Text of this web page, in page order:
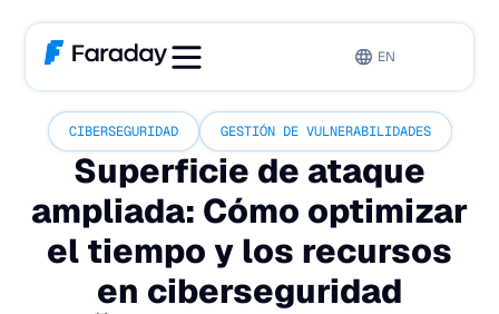
EN
CIBERSEGURIDAD GESTIÓN DE VULNERABILIDADES
Superficie de ataque
ampliada: Cómo optimizar
el tiempo y los recursos
en ciberseguridad